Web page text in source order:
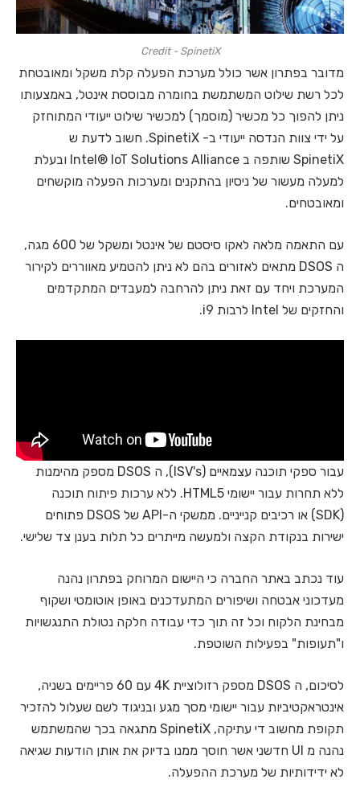
Credit - SpinetiX
מדובר בפתרון אשר כולל מערכת הפעלה קלת משקל ומאובטחת
לכל רשת שילוט המשתמשת בחומרה מבוססת אינטל, באמצעותו
ניתן להפוך כל מכשיר (מוסמך) למכשיר שילוט ייעודי המתוחזק
על ידי צוות הנדסה ייעודי ב- SpinetiX. חשוב לדעת ש
SpinetiX שותפה ב Intel® IoT Solutions Alliance ובעלת
למעלה מעשור של ניסיון בהתקנים ומערכות הפעלה מוקשחים
ומאובטחים.
עם התאמה מלאה לאקו סיסטם של אינטל ומשקל של 600 מגה,
ה DSOS מתאים לאזורים בהם לא ניתן להטמיע מאווררים לקירור
המערכת ויחד עם זאת ניתן להרחבה למעבדים המתקדמים
והחזקים של Intel לרבות i9.
עבור ספקי תוכנה עצמאיים (ISV's), ה DSOS מספק מהימנות
ללא תחרות עבור יישומי HTML5. ללא ערכות פיתוח תוכנה
(SDK) או רכיבים קנייניים. ממשקי ה-API של DSOS פתוחים
ישירות בנקודת הקצה ולמעשה מייתרים כל תלות בענן צד שלישי.
עוד נכתב באתר החברה כי היישום המרוחק בפתרון נהנה
מעדכוני אבטחה ושיפורים המתעדכנים באופן אוטומטי ושקוף
מבחינת הלקוח וכל זה תוך כדי עבודה חלקה נטולת התנגשויות
ו"תעופות" בפעילות השוטפת.
לסיכום, ה DSOS מספק רזולוציית 4K עם 60 פריימים בשניה,
אינטראקטיביות עבור יישומי מסך מגע ובניגוד לשם שעלול להזכיר
תקופת מחשוב די עתיקה, SpinetiX מתגאה בכך שהמשתמש
נהנה מ UI חדשני אשר חוסך ממנו בדיוק את אותן הודעות שגיאה
לא ידידותיות של מערכת ההפעלה.